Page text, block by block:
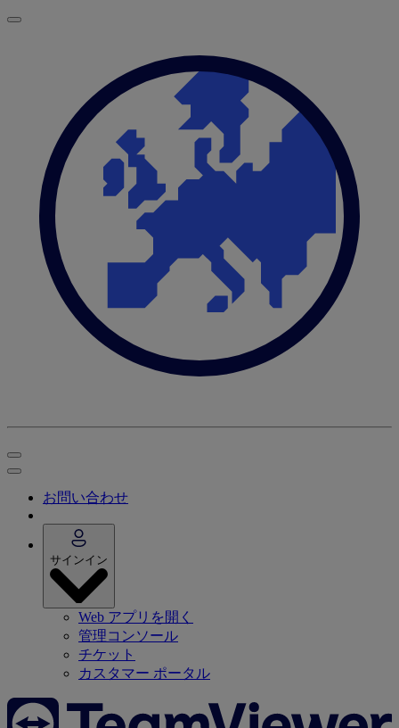
お問い合わせ
サインイン
Web アプリを開く
管理コンソール
チケット
カスタマー ポータル